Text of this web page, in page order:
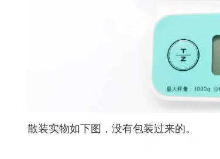
散装实物如下图，没有包装过来的。